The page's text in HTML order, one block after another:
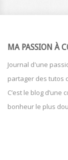
MA PASSION À
Journal d'une
partager des tutos
C’est le blog
bonheur le plus